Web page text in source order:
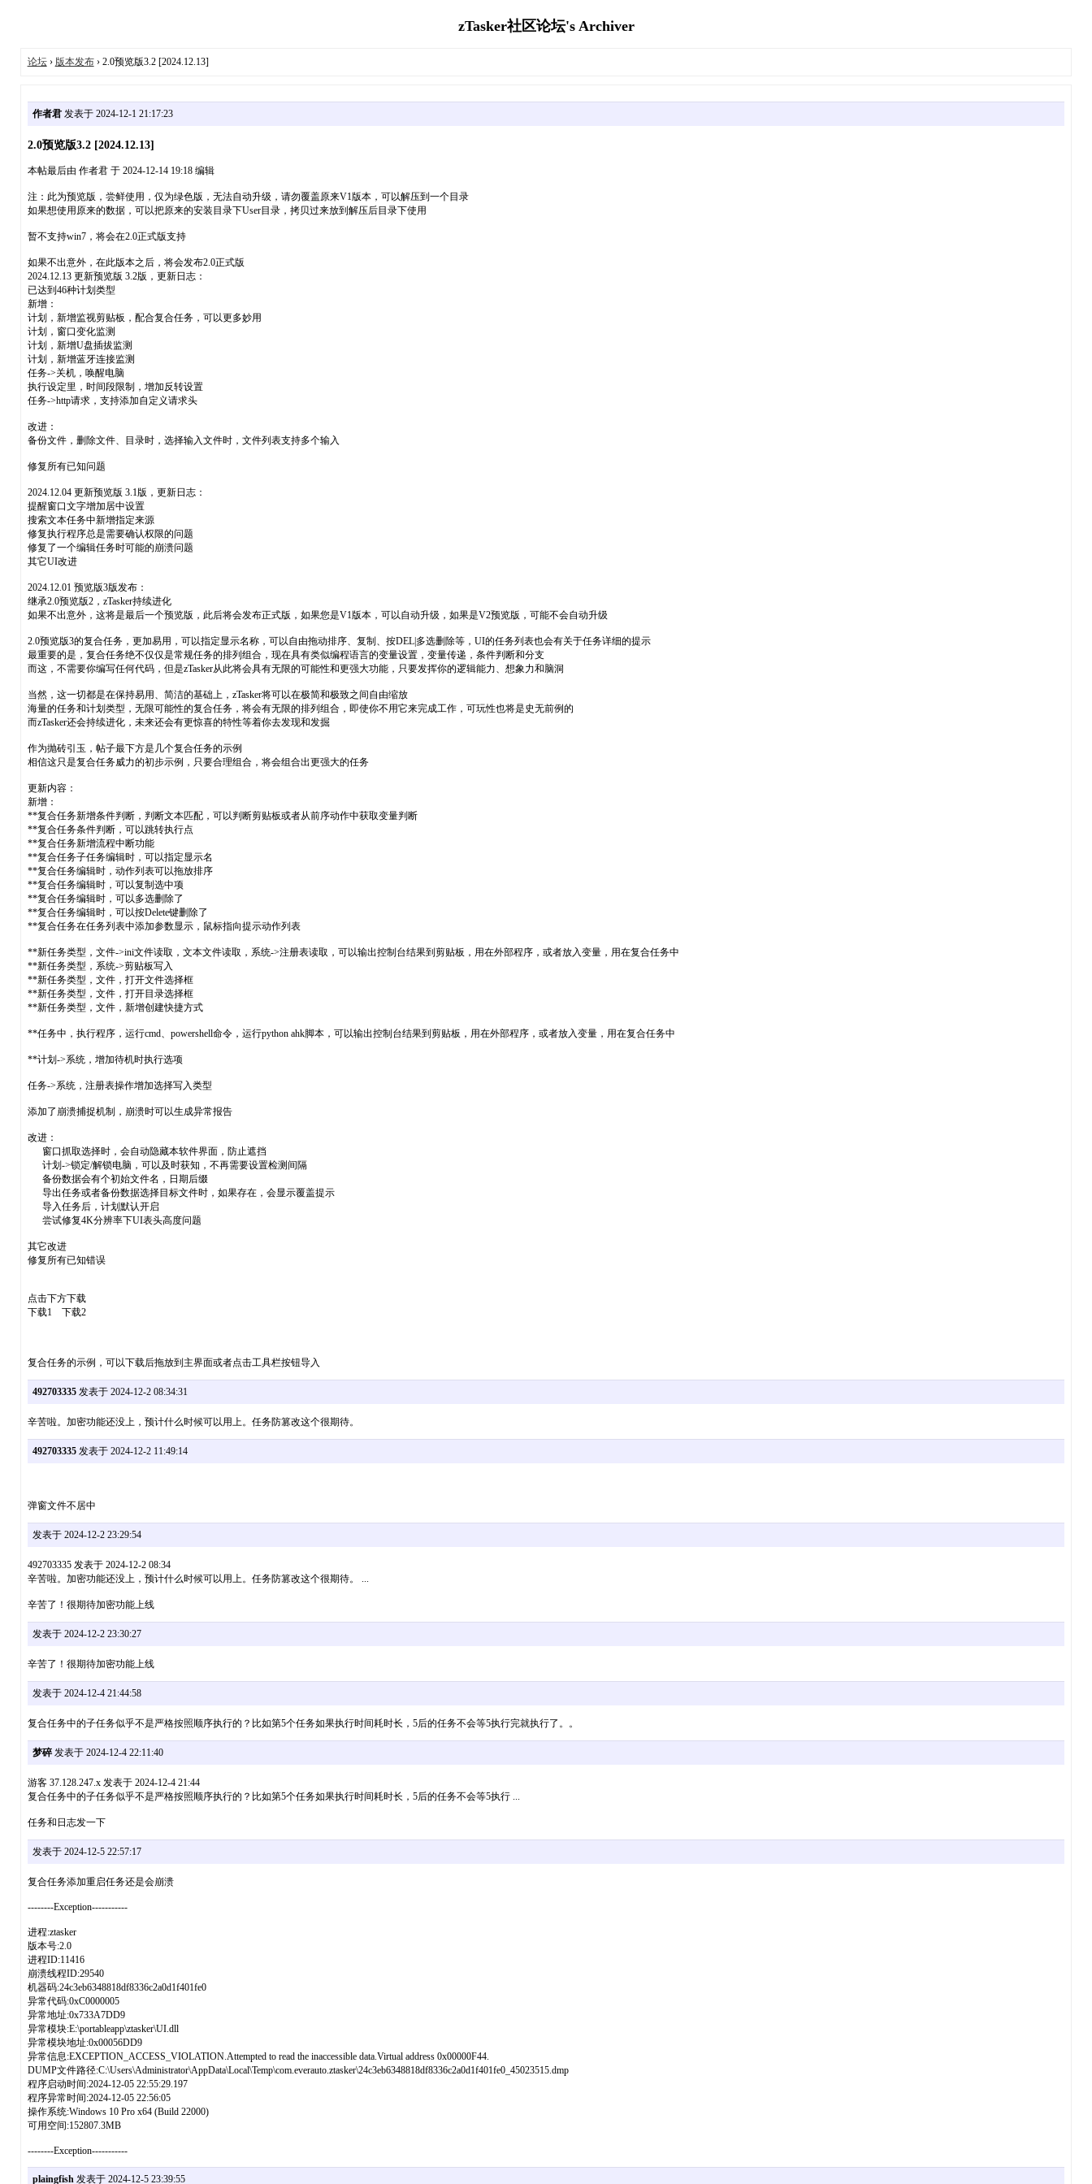
zTasker社区论坛's Archiver
论坛› 版本发布› 2.0预览版3.2 [2024.12.13]
作者君发表于 2024-12-1 21:17:23
2.0预览版3.2 [2024.12.13]
本帖最后由 作者君 于 2024-12-14 19:18 编辑
注：此为预览版，尝鲜使用，仅为绿色版，无法自动升级，请勿覆盖原来V1版本，可以解压到一个目录
如果想使用原来的数据，可以把原来的安装目录下User目录，拷贝过来放到解压后目录下使用
暂不支持win7，将会在2.0正式版支持
如果不出意外，在此版本之后，将会发布2.0正式版
2024.12.13 更新预览版 3.2版，更新日志：
已达到46种计划类型
新增：
计划，新增监视剪贴板，配合复合任务，可以更多妙用
计划，窗口变化监测
计划，新增U盘插拔监测
计划，新增蓝牙连接监测
任务->关机，唤醒电脑
执行设定里，时间段限制，增加反转设置
任务->http请求，支持添加自定义请求头
改进：
备份文件，删除文件、目录时，选择输入文件时，文件列表支持多个输入
修复所有已知问题
2024.12.04 更新预览版 3.1版，更新日志：
提醒窗口文字增加居中设置
搜索文本任务中新增指定来源
修复执行程序总是需要确认权限的问题
修复了一个编辑任务时可能的崩溃问题
其它UI改进
2024.12.01 预览版3版发布：
继承2.0预览版2，zTasker持续进化
如果不出意外，这将是最后一个预览版，此后将会发布正式版，如果您是V1版本，可以自动升级，如果是V2预览版，可能不会自动升级
2.0预览版3的复合任务，更加易用，可以指定显示名称，可以自由拖动排序、复制、按DEL|多选删除等，UI的任务列表也会有关于任务详细的提示
最重要的是，复合任务绝不仅仅是常规任务的排列组合，现在具有类似编程语言的变量设置，变量传递，条件判断和分支
而这，不需要你编写任何代码，但是zTasker从此将会具有无限的可能性和更强大功能，只要发挥你的逻辑能力、想象力和脑洞
当然，这一切都是在保持易用、简洁的基础上，zTasker将可以在极简和极致之间自由缩放
海量的任务和计划类型，无限可能性的复合任务，将会有无限的排列组合，即使你不用它来完成工作，可玩性也将是史无前例的
而zTasker还会持续进化，未来还会有更惊喜的特性等着你去发现和发掘
作为抛砖引玉，帖子最下方是几个复合任务的示例
相信这只是复合任务威力的初步示例，只要合理组合，将会组合出更强大的任务
更新内容：
新增：
**复合任务新增条件判断，判断文本匹配，可以判断剪贴板或者从前序动作中获取变量判断
**复合任务条件判断，可以跳转执行点
**复合任务新增流程中断功能
**复合任务子任务编辑时，可以指定显示名
**复合任务编辑时，动作列表可以拖放排序
**复合任务编辑时，可以复制选中项
**复合任务编辑时，可以多选删除了
**复合任务编辑时，可以按Delete键删除了
**复合任务在任务列表中添加参数显示，鼠标指向提示动作列表
**新任务类型，文件->ini文件读取，文本文件读取，系统->注册表读取，可以输出控制台结果到剪贴板，用在外部程序，或者放入变量，用在复合任务中
**新任务类型，系统->剪贴板写入
**新任务类型，文件，打开文件选择框
**新任务类型，文件，打开目录选择框
**新任务类型，文件，新增创建快捷方式
**任务中，执行程序，运行cmd、powershell命令，运行python ahk脚本，可以输出控制台结果到剪贴板，用在外部程序，或者放入变量，用在复合任务中
**计划->系统，增加待机时执行选项
任务->系统，注册表操作增加选择写入类型
添加了崩溃捕捉机制，崩溃时可以生成异常报告
改进：
窗口抓取选择时，会自动隐藏本软件界面，防止遮挡
计划->锁定/解锁电脑，可以及时获知，不再需要设置检测间隔
备份数据会有个初始文件名，日期后缀
导出任务或者备份数据选择目标文件时，如果存在，会显示覆盖提示
导入任务后，计划默认开启
尝试修复4K分辨率下UI表头高度问题
其它改进
修复所有已知错误
点击下方下载
下载1 下载2
复合任务的示例，可以下载后拖放到主界面或者点击工具栏按钮导入
492703335发表于 2024-12-2 08:34:31
辛苦啦。加密功能还没上，预计什么时候可以用上。任务防篡改这个很期待。
492703335发表于 2024-12-2 11:49:14
弹窗文件不居中
发表于 2024-12-2 23:29:54
492703335 发表于 2024-12-2 08:34
辛苦啦。加密功能还没上，预计什么时候可以用上。任务防篡改这个很期待。 ...
辛苦了！很期待加密功能上线
发表于 2024-12-2 23:30:27
辛苦了！很期待加密功能上线
发表于 2024-12-4 21:44:58
复合任务中的子任务似乎不是严格按照顺序执行的？比如第5个任务如果执行时间耗时长，5后的任务不会等5执行完就执行了。。
梦碎发表于 2024-12-4 22:11:40
游客 37.128.247.x 发表于 2024-12-4 21:44
复合任务中的子任务似乎不是严格按照顺序执行的？比如第5个任务如果执行时间耗时长，5后的任务不会等5执行 ...
任务和日志发一下
发表于 2024-12-5 22:57:17
复合任务添加重启任务还是会崩溃
--------Exception-----------
进程:ztasker
版本号:2.0
进程ID:11416
崩溃线程ID:29540
机器码:24c3eb6348818df8336c2a0d1f401fe0
异常代码:0xC0000005
异常地址:0x733A7DD9
异常模块:E:\portableapp\ztasker\UI.dll
异常模块地址:0x00056DD9
异常信息:EXCEPTION_ACCESS_VIOLATION.Attempted to read the inaccessible data.Virtual address 0x00000F44.
DUMP文件路径:C:\Users\Administrator\AppData\Local\Temp\com.everauto.ztasker\24c3eb6348818df8336c2a0d1f401fe0_45023515.dmp
程序启动时间:2024-12-05 22:55:29.197
程序异常时间:2024-12-05 22:56:05
操作系统:Windows 10 Pro x64 (Build 22000)
可用空间:152807.3MB
--------Exception-----------
plaingfish发表于 2024-12-5 23:39:55